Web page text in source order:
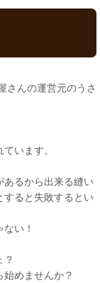
さんの運営元のうさ
います。
あるから出来る縫い
ると失敗するとい
い！
？
めませんか？